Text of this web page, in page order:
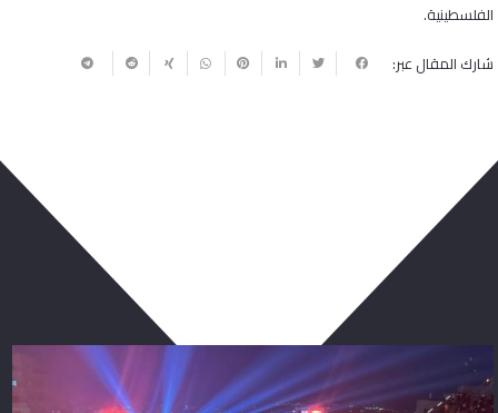
الفلسطينية.
شارك المقال عبر: